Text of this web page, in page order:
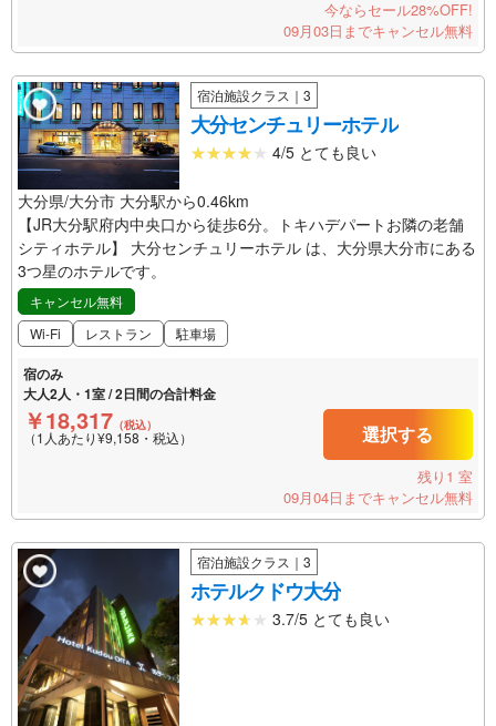
今ならセール28%OFF!
09月03日までキャンセル無料
宿泊施設クラス｜3
大分センチュリーホテル
4/5 とても良い
大分県/大分市 大分駅から0.46km
【JR大分駅府内中央口から徒歩6分。トキハデパートお隣の老舗
シティホテル】 大分センチュリーホテル は、大分県大分市にある
3つ星のホテルです。
キャンセル無料
Wi-Fi
レストラン 駐車場
宿のみ
大人2人・1室 / 2日間の合計料金
￥18,317 （税込）
（1人あたり¥9,158・税込） 選択する
残り1 室
09月04日までキャンセル無料
宿泊施設クラス｜3
ホテルクドウ大分
3.7/5 とても良い